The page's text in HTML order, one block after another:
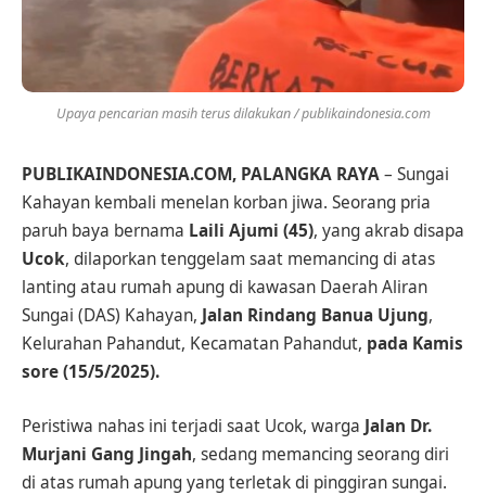
Upaya pencarian masih terus dilakukan / publikaindonesia.com
PUBLIKAINDONESIA.COM, PALANGKA RAYA– Sungai
Kahayan kembali menelan korban jiwa. Seorang pria
paruh baya bernama Laili Ajumi (45), yang akrab disapa
Ucok, dilaporkan tenggelam saat memancing di atas
lanting atau rumah apung di kawasan Daerah Aliran
Sungai (DAS) Kahayan, Jalan Rindang Banua Ujung,
Kelurahan Pahandut, Kecamatan Pahandut, pada Kamis
sore (15/5/2025).
Peristiwa nahas ini terjadi saat Ucok, warga Jalan Dr.
Murjani Gang Jingah, sedang memancing seorang diri
di atas rumah apung yang terletak di pinggiran sungai.